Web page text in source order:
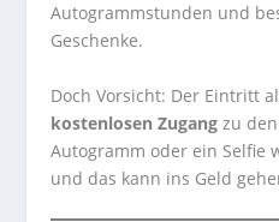
Autogrammstunden und
Geschenke.
Doch Vorsicht: Der Eintritt
kostenlosen Zugang zu
Autogramm oder ein Selfie
und das kann ins Geld